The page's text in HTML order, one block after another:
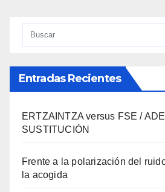
Entradas Recientes
ERTZAINTZA versus FSE /
SUSTITUCIÓN
Frente a la polarización del
la acogida